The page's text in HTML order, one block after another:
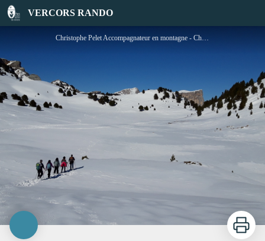
VERCORS RANDO
Christophe Pelet - Accompagnateur en montagne
Christophe Pelet Accompagnateur en montagne - Christophe Pelet
Imprimer